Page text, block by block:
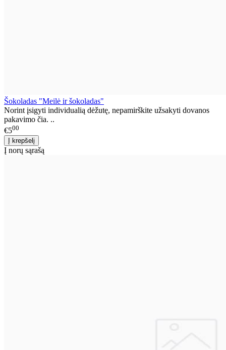
Šokoladas "Meilė ir šokoladas"
Norint įsigyti individualią dėžutę, nepamirškite užsakyti dovanos
pakavimo čia. ..
€500
Į norų sąrašą